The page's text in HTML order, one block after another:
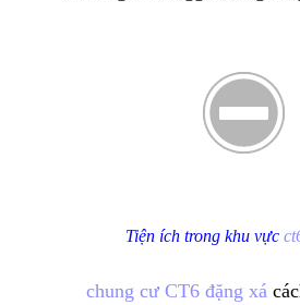
Tiện ích trong khu vực
chung cư CT6 đặng xá